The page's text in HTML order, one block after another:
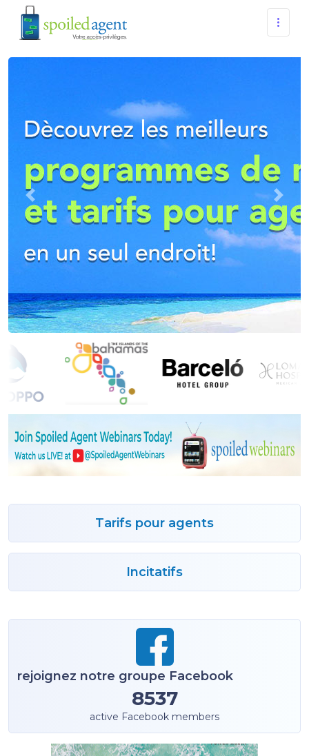
Previous Next
Tarifs pour agents
Incitatifs
rejoignez notre groupe Facebook
8537
active Facebook members